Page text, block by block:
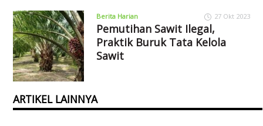
Berita Harian 27 Okt 2023
Pemutihan Sawit Ilegal,
Praktik Buruk Tata Kelola
Sawit
ARTIKEL LAINNYA